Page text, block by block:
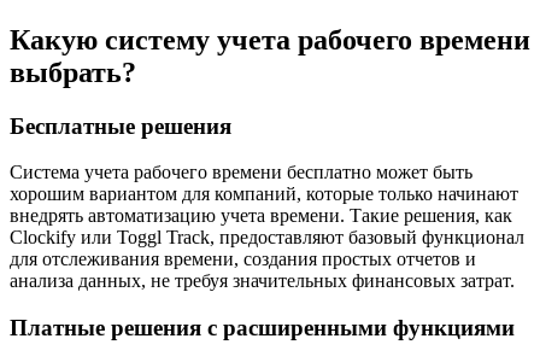
Какую систему учета рабочего времени
выбрать?
Бесплатные решения
Система учета рабочего времени бесплатно может быть
хорошим вариантом для компаний, которые только начинают
внедрять автоматизацию учета времени. Такие решения, как
Clockify или Toggl Track, предоставляют базовый функционал
для отслеживания времени, создания простых отчетов и
анализа данных, не требуя значительных финансовых затрат.
Платные решения с расширенными функциями